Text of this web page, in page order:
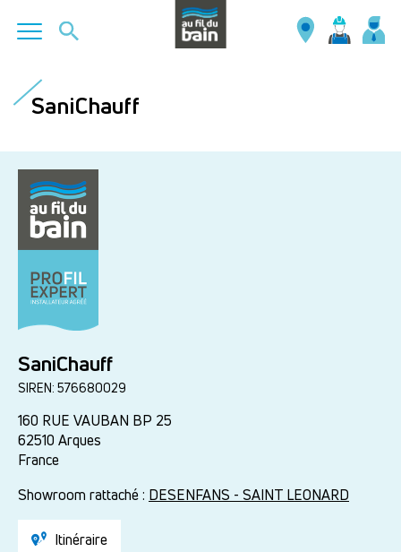
contenuSaniChauff
SaniChauff
SIREN: 576680029
160 RUE VAUBAN BP 25
62510 Arques
France
Showroom rattaché : DESENFANS - SAINT LEONARD
Itinéraire